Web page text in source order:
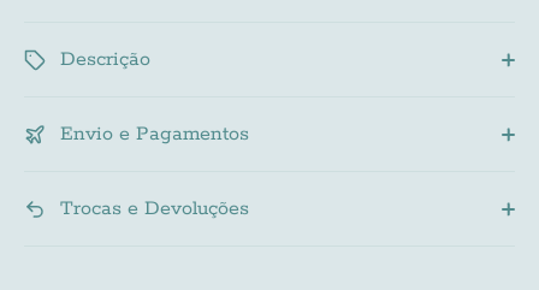
Descrição
Envio e Pagamentos
Trocas e Devoluções